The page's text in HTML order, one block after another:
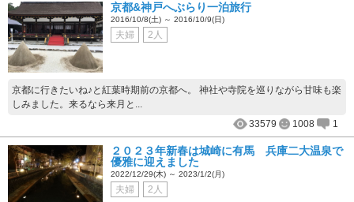
京都&神戸へぶらり一泊旅行
2016/10/8(土) ～ 2016/10/9(日)
夫婦 2人
京都に行きたいね♪と紅葉時期前の京都へ。 神社や寺院を巡りながら甘味も楽
しみました。来るなら来月と...
33579
1008 1
２０２３年新春は城崎に有馬 兵庫二大温泉で
優雅に迎えました
2022/12/29(木) ～ 2023/1/2(月)
夫婦 2人